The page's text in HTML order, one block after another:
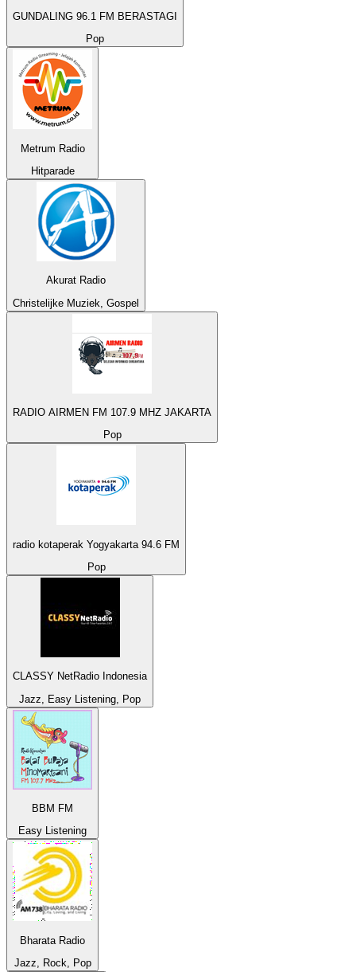
GUNDALING 96.1 FM BERASTAGI
Pop
Metrum Radio
Hitparade
Akurat Radio
Christelijke Muziek, Gospel
RADIO AIRMEN FM 107.9 MHZ JAKARTA
Pop
radio kotaperak Yogyakarta 94.6 FM
Pop
CLASSY NetRadio Indonesia
Jazz, Easy Listening, Pop
BBM FM
Easy Listening
Bharata Radio
Jazz, Rock, Pop